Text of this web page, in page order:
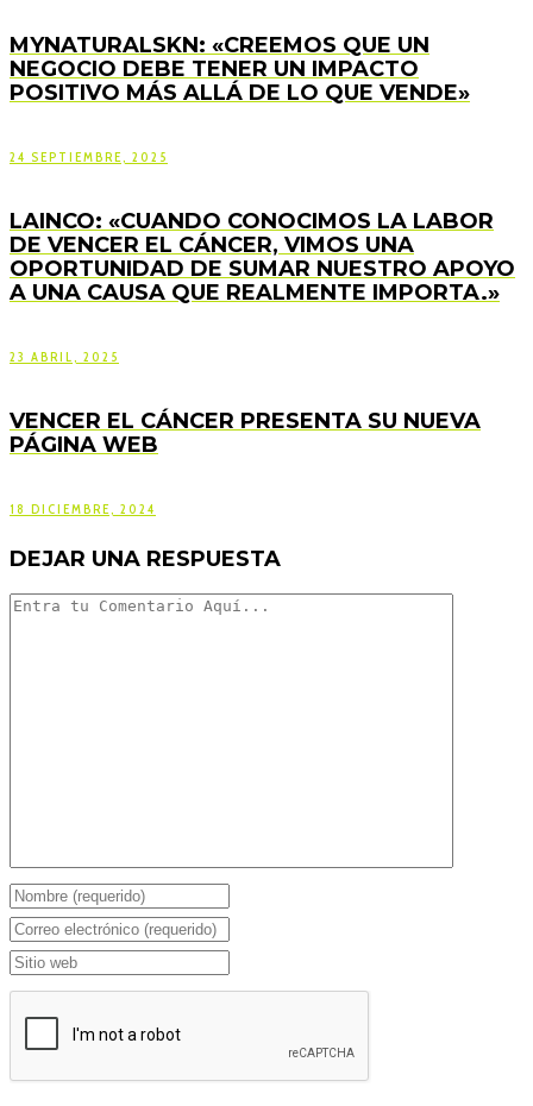
MYNATURALSKN: «CREEMOS QUE UN
NEGOCIO DEBE TENER UN IMPACTO
POSITIVO MÁS ALLÁ DE LO QUE VENDE»
24 SEPTIEMBRE, 2025
LAINCO: «CUANDO CONOCIMOS LA LABOR
DE VENCER EL CÁNCER, VIMOS UNA
OPORTUNIDAD DE SUMAR NUESTRO APOYO
A UNA CAUSA QUE REALMENTE IMPORTA.»
23 ABRIL, 2025
VENCER EL CÁNCER PRESENTA SU NUEVA
PÁGINA WEB
18 DICIEMBRE, 2024
DEJAR UNA RESPUESTA